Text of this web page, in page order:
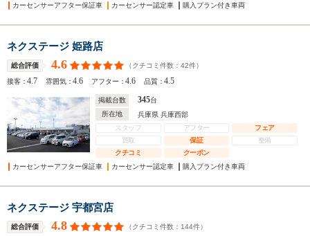
カーセンサーアフター保証車
カーセンサー認定車 購入プラン付き車両
ネクステージ 姫路店
総合評価 4.6 （クチコミ件数： 42件）
接客：4.7 雰囲気：4.6 アフター：4.6 品質：4.5
掲載台数 345台
所在地
兵庫県 兵庫西部
スタッフ
アフター
フェア
買取
保証
整備
クチコミ
クーポン
カーセンサーアフター保証車
カーセンサー認定車 購入プラン付き車両
ネクステージ 宇都宮店
総合評価 4.8 （クチコミ件数： 144件）